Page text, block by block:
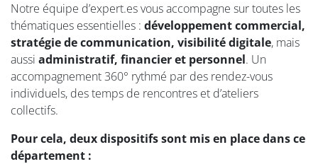
Notre équipe d’expert.es vous accompagne sur toutes les
thématiques essentielles : développement commercial,
stratégie de communication, visibilité digitale, mais
aussi administratif, financier et personnel. Un
accompagnement 360° rythmé par des rendez-vous
individuels, des temps de rencontres et d’ateliers
collectifs.
Pour cela, deux dispositifs sont mis en place dans ce
département :